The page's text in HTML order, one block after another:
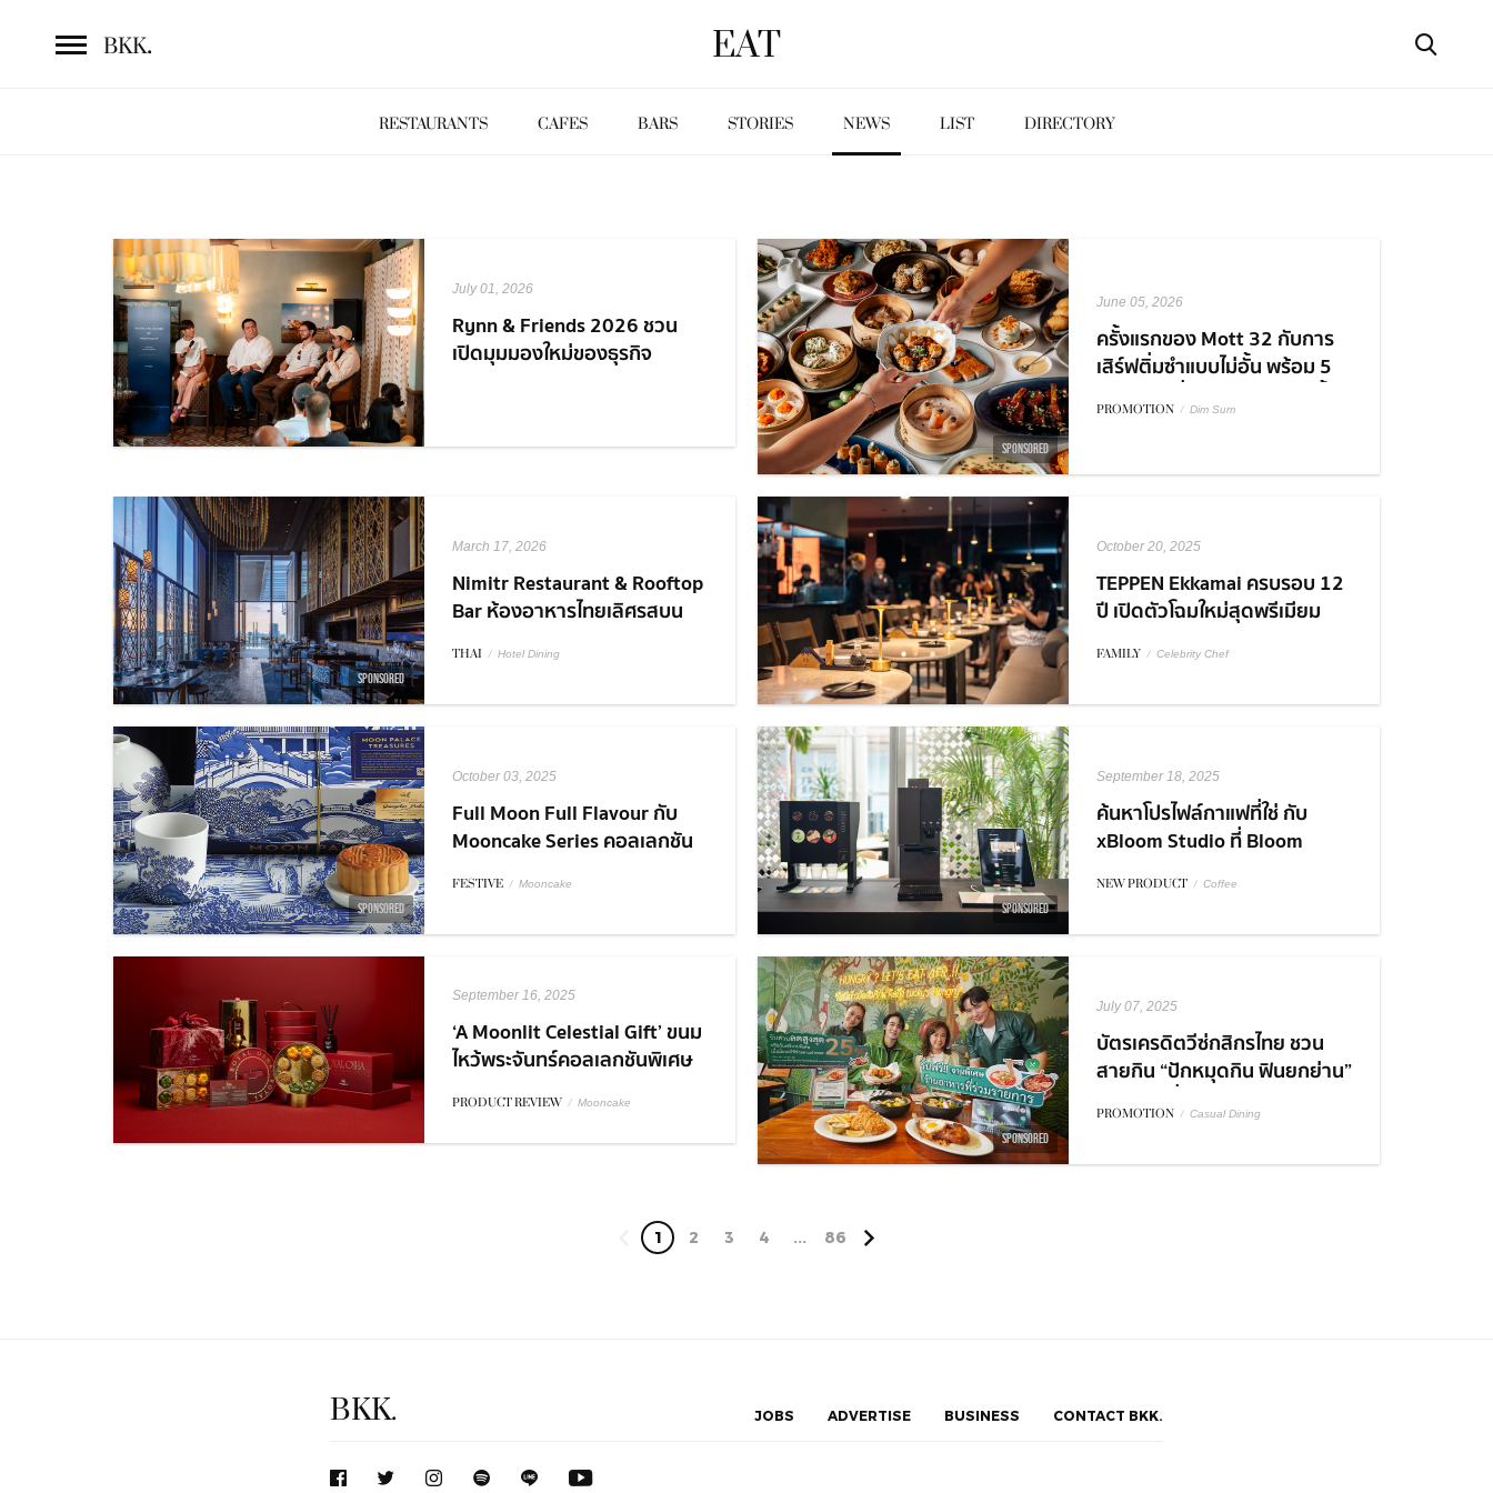
BKK. EAT
RESTAURANTS CAFES BARS STORIES NEWS LIST DIRECTORY
July 01, 2026
Rynn & Friends 2026 ชวน
เปิดมุมมองใหม่ของธุรกิจ
SPONSORED
June 05, 2026
ครั้งแรกของ Mott 32 กับการ
เสิร์ฟติ่มซำแบบไม่อั้น พร้อม 5
คอร์สเมนูที่ต้องมาลองสักครั้ง
PROMOTION / Dim Sum
SPONSORED
March 17, 2026
Nimitr Restaurant & Rooftop
Bar ห้องอาหารไทยเลิศรสบน
THAI / Hotel Dining
October 20, 2025
TEPPEN Ekkamai ครบรอบ 12
ปี เปิดตัวโฉมใหม่สุดพรีเมียม
คลูซีฟ!
FAMILY / Celebrity Chef
SPONSORED
October 03, 2025
Full Moon Full Flavour กับ
Mooncake Series คอลเลกชัน
ใหม่จาก S&P
FESTIVE / Mooncake
SPONSORED
September 18, 2025
ค้นหาโปรไฟล์กาแฟที่ใช่ กับ
xBloom Studio ที่ Bloom
Experience Store Central
World
NEW PRODUCT / Coffee
September 16, 2025
‘A Moonlit Celestial Gift’ ขนม
ไหว้พระจันทร์คอลเลกชันพิเศษ
จาก Royal Osha ฉลองเทศกาล
ประจำปีนี้ให้พิเศษกว่าที่เคย
PRODUCT REVIEW / Mooncake
SPONSORED
July 07, 2025
บัตรเครดิตวีซ่กสิกรไทย ชวน
สายกิน “ปักหมุดกิน ฟินยกย่าน”
อร่อยคุ้มที่อารีย์ - ทรงวาด
พร้อมโปรพิเศษ
PROMOTION / Casual Dining
1 2 3 4 ... 86
BKK. JOBS ADVERTISE BUSINESS CONTACT BKK.